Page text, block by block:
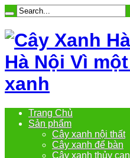
Hà Nội Vì
xanh
Trang Chủ
Sản phẩm
Cây xanh nội thất
Cây xanh để bàn
Cây xanh thủy